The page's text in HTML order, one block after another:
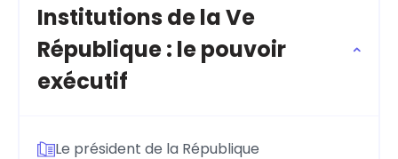
Institutions de la Ve
République : le pouvoir
exécutif
Le président de la République